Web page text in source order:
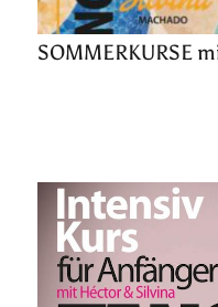
SOMMERKURSE